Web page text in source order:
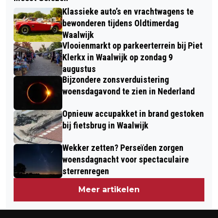
VERWEIJ NA 26 JAAR INZET VOOR
VILLA PARDOES
IN MEMORIAM: TROEDIE TREFFERS
UIT SPRANG-CAPELLE
Klassieke auto’s en vrachtwagens te
bewonderen tijdens Oldtimerdag
Waalwijk
Vlooienmarkt op parkeerterrein bij Piet
Klerkx in Waalwijk op zondag 9
augustus
Bijzondere zonsverduistering
woensdagavond te zien in Nederland
Opnieuw accupakket in brand gestoken
bij fietsbrug in Waalwijk
Wekker zetten? Perseïden zorgen
woensdagnacht voor spectaculaire
sterrenregen
Meer artikelen